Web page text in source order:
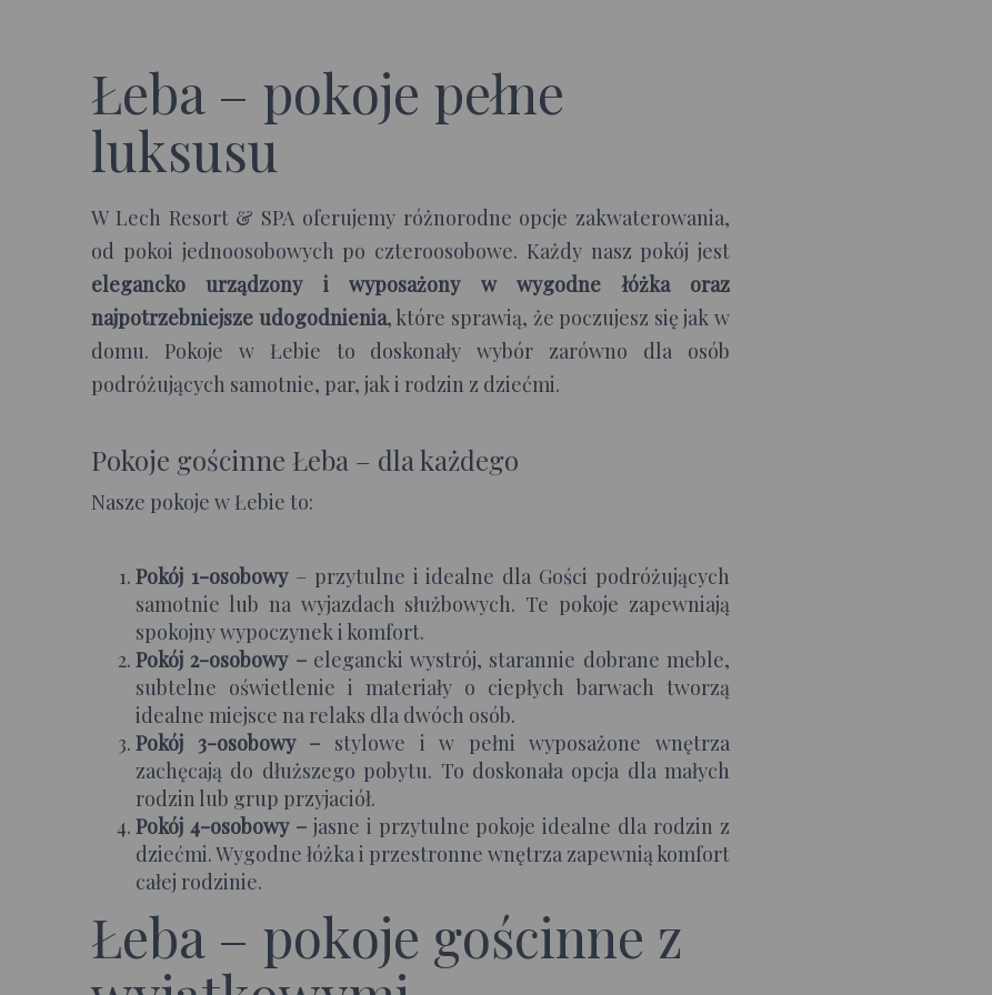
Łeba – pokoje pełne
luksusu
W Lech Resort & SPA oferujemy różnorodne opcje zakwaterowania,
od pokoi jednoosobowych po czteroosobowe. Każdy nasz pokój jest
elegancko urządzony i wyposażony w wygodne łóżka oraz
najpotrzebniejsze udogodnienia, które sprawią, że poczujesz się jak w
domu. Pokoje w Łebie to doskonały wybór zarówno dla osób
podróżujących samotnie, par, jak i rodzin z dziećmi.
Pokoje gościnne Łeba – dla każdego
Nasze pokoje w Łebie to:
Pokój 1-osobowy– przytulne i idealne dla Gości podróżujących
samotnie lub na wyjazdach służbowych. Te pokoje zapewniają
spokojny wypoczynek i komfort.
Pokój 2-osobowy –elegancki wystrój, starannie dobrane meble,
subtelne oświetlenie i materiały o ciepłych barwach tworzą
idealne miejsce na relaks dla dwóch osób.
Pokój 3-osobowy – stylowe i w pełni wyposażone wnętrza
zachęcają do dłuższego pobytu. To doskonała opcja dla małych
rodzin lub grup przyjaciół.
Pokój 4-osobowy –jasne i przytulne pokoje idealne dla rodzin z
dziećmi. Wygodne łóżka i przestronne wnętrza zapewnią komfort
całej rodzinie.
Łeba – pokoje gościnne z